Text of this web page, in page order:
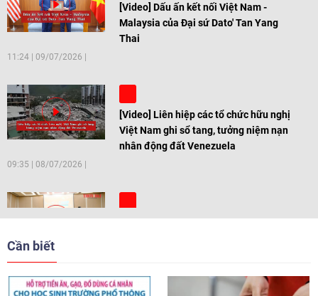
[Video] Dấu ấn kết nối Việt Nam -
Malaysia của Đại sứ Dato' Tan Yang
Thai
11:24 | 09/07/2026
[Video] Liên hiệp các tổ chức hữu nghị
Việt Nam ghi sổ tang, tưởng niệm nạn
nhân động đất Venezuela
09:35 | 08/07/2026
[Video] Trẻ em Đông Á cùng kiến tạo
Cần biết